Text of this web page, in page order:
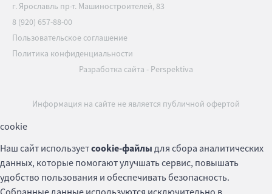
г. Ярославль пр-т. Машиностроителей, 83
8 (920) 657-88-00
Пользовательское соглашение
Политика конфиденциальности
Разработка сайта - Perspektiva
Информация на сайте не является публичной офертой
cookie
Наш сайт используетcookie-файлы для сбора аналитических
данных, которые помогают улучшать сервис, повышать
удобство пользования и обеспечивать безопасность.
Собранные данные используются исключительно в